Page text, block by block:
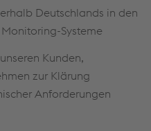
Deutschlands in den
Systeme
Kunden,
zur Klärung
Anforderungen